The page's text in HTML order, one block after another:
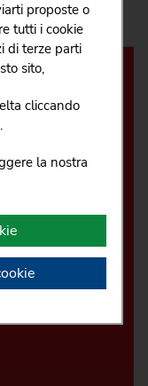
proposte o
tutti i cookie
di terze parti
sito,
e quali
scelta
navigazione
tecnici
cliccando
la nostra